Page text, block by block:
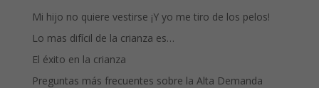
Mi hijo no quiere vestirse ¡Y yo me tiro de los pelos!
Lo mas difícil de la crianza es…
El éxito en la crianza
Preguntas más frecuentes sobre la Alta Demanda